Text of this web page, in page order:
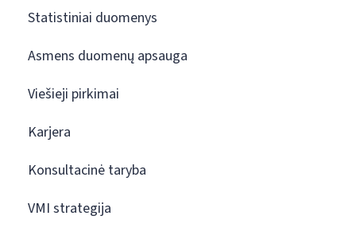
Statistiniai duomenys
Asmens duomenų apsauga
Viešieji pirkimai
Karjera
Konsultacinė taryba
VMI strategija